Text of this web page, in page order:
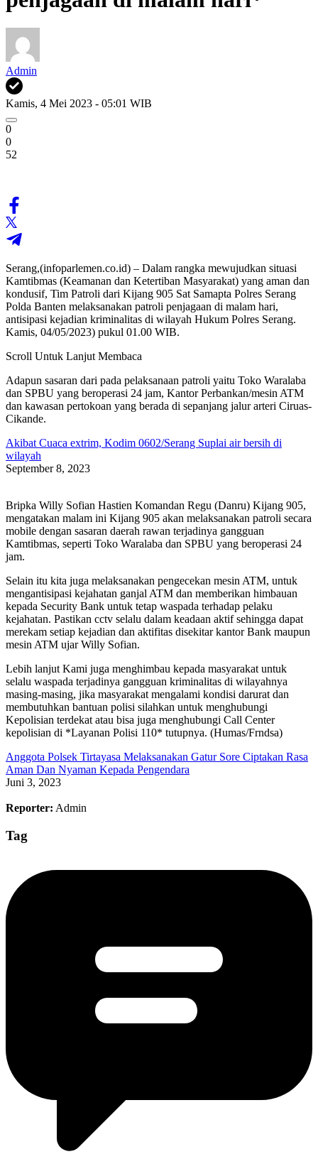
Admin
Kamis, 4 Mei 2023 - 05:01 WIB
0
0
52
Serang,(infoparlemen.co.id) – Dalam rangka mewujudkan situasi
Kamtibmas (Keamanan dan Ketertiban Masyarakat) yang aman dan
kondusif, Tim Patroli dari Kijang 905 Sat Samapta Polres Serang
Polda Banten melaksanakan patroli penjagaan di malam hari,
antisipasi kejadian kriminalitas di wilayah Hukum Polres Serang.
Kamis, 04/05/2023) pukul 01.00 WIB.
Scroll Untuk Lanjut Membaca
Adapun sasaran dari pada pelaksanaan patroli yaitu Toko Waralaba
dan SPBU yang beroperasi 24 jam, Kantor Perbankan/mesin ATM
dan kawasan pertokoan yang berada di sepanjang jalur arteri Ciruas-
Cikande.
Akibat Cuaca extrim, Kodim 0602/Serang Suplai air bersih di
wilayah
September 8, 2023
Bripka Willy Sofian Hastien Komandan Regu (Danru) Kijang 905,
mengatakan malam ini Kijang 905 akan melaksanakan patroli secara
mobile dengan sasaran daerah rawan terjadinya gangguan
Kamtibmas, seperti Toko Waralaba dan SPBU yang beroperasi 24
jam.
Selain itu kita juga melaksanakan pengecekan mesin ATM, untuk
mengantisipasi kejahatan ganjal ATM dan memberikan himbauan
kepada Security Bank untuk tetap waspada terhadap pelaku
kejahatan. Pastikan cctv selalu dalam keadaan aktif sehingga dapat
merekam setiap kejadian dan aktifitas disekitar kantor Bank maupun
mesin ATM ujar Willy Sofian.
Lebih lanjut Kami juga menghimbau kepada masyarakat untuk
selalu waspada terjadinya gangguan kriminalitas di wilayahnya
masing-masing, jika masyarakat mengalami kondisi darurat dan
membutuhkan bantuan polisi silahkan untuk menghubungi
Kepolisian terdekat atau bisa juga menghubungi Call Center
kepolisian di *Layanan Polisi 110* tutupnya. (Humas/Frndsa)
Anggota Polsek Tirtayasa Melaksanakan Gatur Sore Ciptakan Rasa
Aman Dan Nyaman Kepada Pengendara
Juni 3, 2023
Reporter: Admin
Tag